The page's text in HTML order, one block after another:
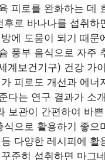
피로를 완화하는 데
후로 바나나를 섭취하
에 도움이 되기 때문
풍부 음식으로 자주
계보건기구) 건강 가
피로도 개선과 에너
다는 연구 결과가 소
보관이 간편하여 바
식으로 활용하기 좋으
다양한 레시피에 활
준히 섭취하면 마그